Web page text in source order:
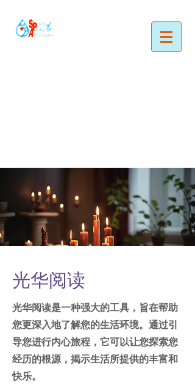
光华阅读
光华阅读是一种强大的工具，旨在帮助
您更深入地了解您的生活环境。通过引
导您进行内心旅程，它可以让您探索您
经历的根源，揭示生活所提供的丰富和
快乐。